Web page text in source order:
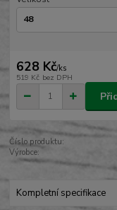
628 Kč/ks
519 Kč bez DPH
Číslo produktu:
Výrobce:
Kompletní specifikace